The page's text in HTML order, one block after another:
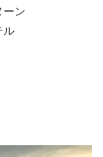
ーン
ル